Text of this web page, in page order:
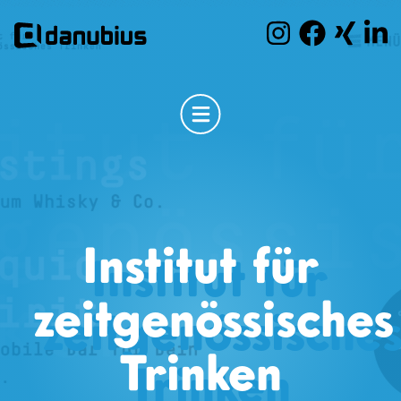
Institut für
zeitgenössisches
Trinken